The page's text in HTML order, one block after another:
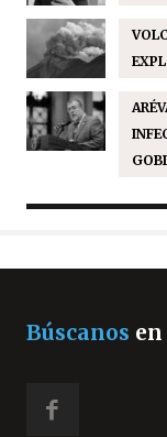
Búscanos en